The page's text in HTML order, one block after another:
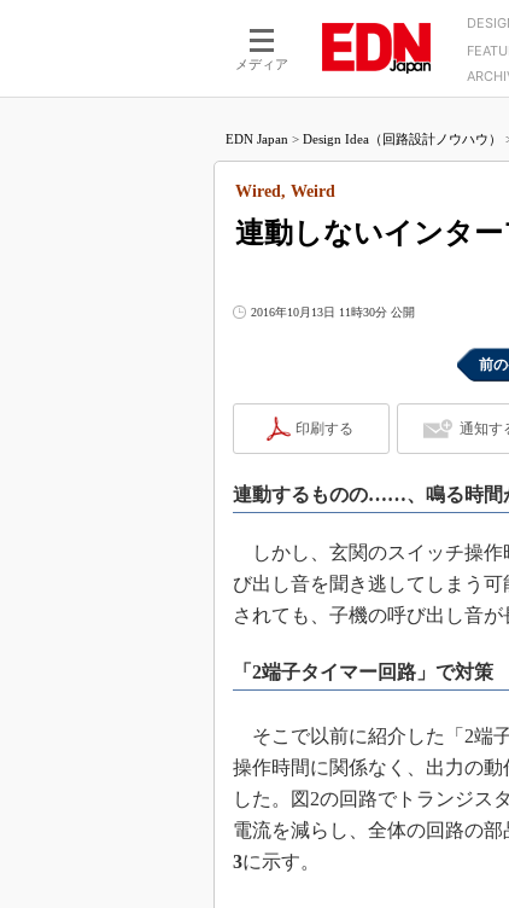
メディア
モーターLSI
つながるクルマ
エレクトロニクス入門
医療エレ（EE Times Japan）
マイクロプロセッサ
たった2つの式で始
バーターの設計
マイコン講座
Q&Aで学ぶマイコン
高速シリアル伝送技
アナログ設計のきほ
座
Bluetooth mesh入門
「SPICEの仕組みと
最新記事一覧
USB Type-Cの登場
う変わる？
IoT時代の無線規格
編】
EDN Japan > Design Idea（回路設計ノウハウ）
連動しないインタ
Wired, Weird
2016年10月13日 11時30分 公開
前
印刷する 通知す
連動するものの……、鳴る時間
しかし、玄関のスイッチ操作
び出し音を聞き逃してしまう
されても、子機の呼び出し音
「2端子タイマー回路」で対策
そこで以前に紹介した「2端
操作時間に関係なく、出力の
した。図2の回路でトランジス
電流を減らし、全体の回路の
3に示す。